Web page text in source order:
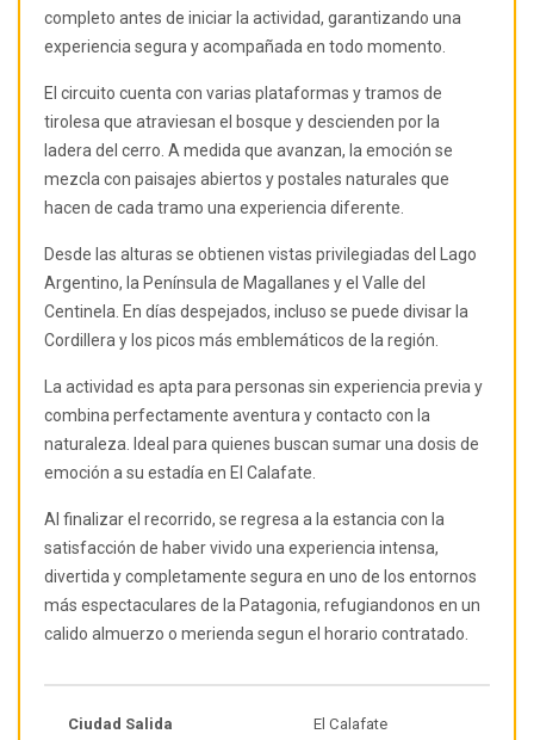
completo antes de iniciar la actividad, garantizando una
experiencia segura y acompañada en todo momento.
El circuito cuenta con varias plataformas y tramos de
tirolesa que atraviesan el bosque y descienden por la
ladera del cerro. A medida que avanzan, la emoción se
mezcla con paisajes abiertos y postales naturales que
hacen de cada tramo una experiencia diferente.
Desde las alturas se obtienen vistas privilegiadas del Lago
Argentino, la Península de Magallanes y el Valle del
Centinela. En días despejados, incluso se puede divisar la
Cordillera y los picos más emblemáticos de la región.
La actividad es apta para personas sin experiencia previa y
combina perfectamente aventura y contacto con la
naturaleza. Ideal para quienes buscan sumar una dosis de
emoción a su estadía en El Calafate.
Al finalizar el recorrido, se regresa a la estancia con la
satisfacción de haber vivido una experiencia intensa,
divertida y completamente segura en uno de los entornos
más espectaculares de la Patagonia, refugiandonos en un
calido almuerzo o merienda segun el horario contratado.
Ciudad Salida El Calafate